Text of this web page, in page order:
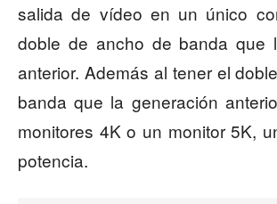
salida de vídeo en un único
doble de ancho de banda que
anterior. Además al tener el
banda que la generación
monitores 4K o un monitor 5K,
potencia.